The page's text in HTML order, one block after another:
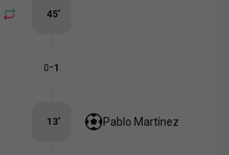
45’
0-1
Pablo Martínez
13’